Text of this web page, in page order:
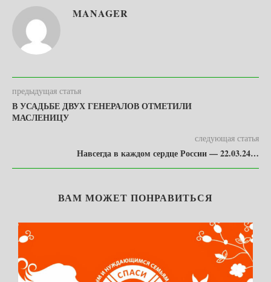
MANAGER
предыдущая статья
В УСАДЬБЕ ДВУХ ГЕНЕРАЛОВ ОТМЕТИЛИ
МАСЛЕНИЦУ
следующая статья
Навсегда в каждом сердце России — 22.03.24…
ВАМ МОЖЕТ ПОНРАВИТЬСЯ